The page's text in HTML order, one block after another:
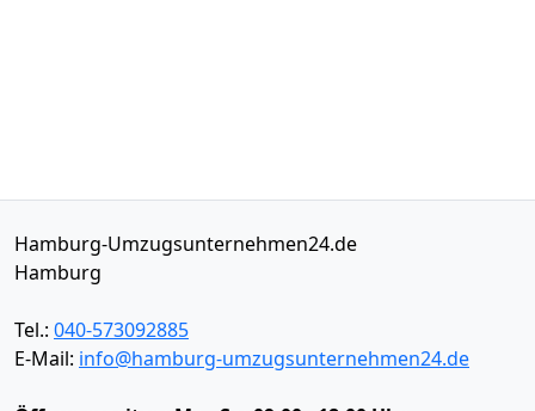
Hamburg-Umzugsunternehmen24.de
Hamburg
Tel.: 040-573092885
E-Mail: info@hamburg-umzugsunternehmen24.de